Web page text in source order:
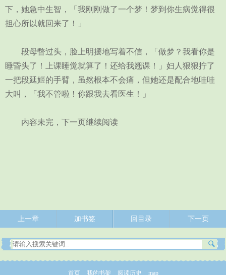
下，她急中生智，「我刚刚做了一个梦！梦到你生病觉得很
担心所以就回来了！」
段母瞥过头，脸上明摆地写着不信，「做梦？我看你是
睡昏头了！上课睡觉就算了！还给我翘课！」妇人狠狠拧了
一把段延姬的手臂，虽然根本不会痛，但她还是配合地哇哇
大叫，「我不管啦！你跟我去看医生！」
内容未完，下一页继续阅读
上一章 加书签 回目录 下一页
首页 我的书架 阅读历史 map